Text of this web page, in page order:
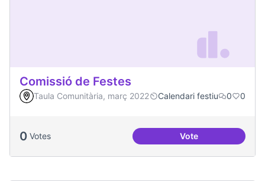
Comissió de Festes
Taula Comunitària, març 2022 Calendari festiu 0 0
0 Votes VoteComissió de